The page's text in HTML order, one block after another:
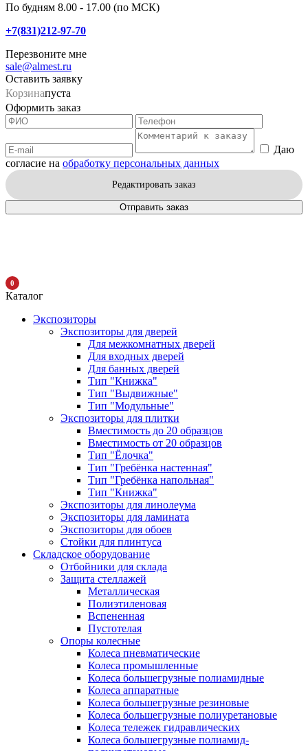
По будням 8.00 - 17.00 (по МСК)
+7(831)212-97-70
Перезвоните мне
sale@almest.ru
Оставить заявку
Корзинапуста
Оформить заказ
Даю
согласие на обработку персональных данных
Редактировать заказ
Отправить заказ
0
Каталог
Экспозиторы
Экспозиторы для дверей
Для межкомнатных дверей
Для входных дверей
Для банных дверей
Тип "Книжка"
Тип "Выдвижные"
Тип "Модульные"
Экспозиторы для плитки
Вместимость до 20 образцов
Вместимость от 20 образцов
Тип "Ёлочка"
Тип "Гребёнка настенная"
Тип "Гребёнка напольная"
Тип "Книжка"
Экспозиторы для линолеума
Экспозиторы для ламината
Экспозиторы для обоев
Стойки для плинтуса
Складское оборудование
Отбойники для склада
Защита стеллажей
Металлическая
Полиэтиленовая
Вспененная
Пустотелая
Опоры колесные
Колеса пневматические
Колеса промышленные
Колеса большегрузные полиамидные
Колеса аппаратные
Колеса большегрузные резиновые
Колеса большегрузные полиуретановые
Колеса тележек гидравлических
Колеса большегрузные полиамид-